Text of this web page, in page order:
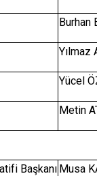
Burhan
Yılmaz
Yücel
Metin
Başkanı Musa